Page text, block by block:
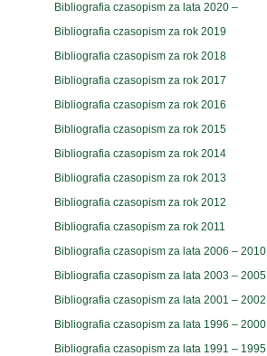
Bibliografia czasopism za lata 2020 –
Bibliografia czasopism za rok 2019
Bibliografia czasopism za rok 2018
Bibliografia czasopism za rok 2017
Bibliografia czasopism za rok 2016
Bibliografia czasopism za rok 2015
Bibliografia czasopism za rok 2014
Bibliografia czasopism za rok 2013
Bibliografia czasopism za rok 2012
Bibliografia czasopism za rok 2011
Bibliografia czasopism za lata 2006 – 2010
Bibliografia czasopism za lata 2003 – 2005
Bibliografia czasopism za lata 2001 – 2002
Bibliografia czasopism za lata 1996 – 2000
Bibliografia czasopism za lata 1991 – 1995